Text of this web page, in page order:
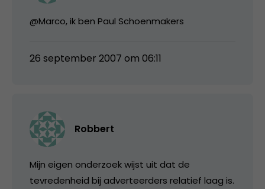
@Marco, ik ben Paul Schoenmakers
26 september 2007 om 06:11
Robbert
Mijn eigen onderzoek wijst uit dat de
tevredenheid bij adverteerders relatief laag is.